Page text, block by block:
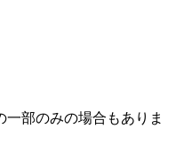
部のみの場合もありま